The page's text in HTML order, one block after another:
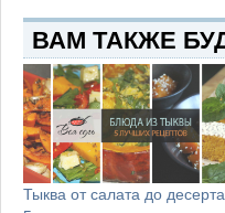
ВАМ ТАКЖЕ
Тыква от салата до